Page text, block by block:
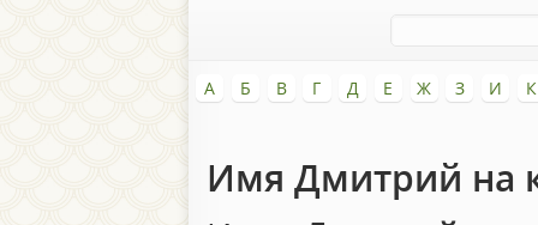
А Б В Г Д Е Ж З И К
Имя Дмитрий на